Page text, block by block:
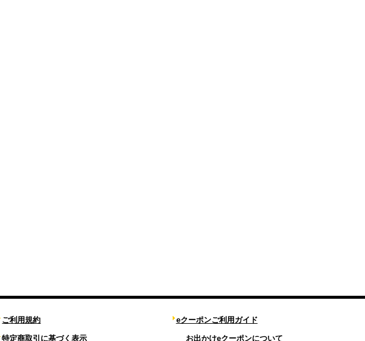
ご利用規約
特定商取引に基づく表示
eクーポンご利用ガイド
お出かけeクーポンについて